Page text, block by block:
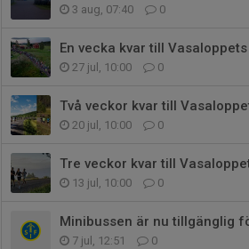
3 aug, 07:40 0
En vecka kvar till
27 jul, 10:00 0
Två veckor kvar till
20 jul, 10:00 0
Tre veckor kvar till
13 jul, 10:00 0
Minibussen är nu tillgänglig
7 jul, 12:51 0